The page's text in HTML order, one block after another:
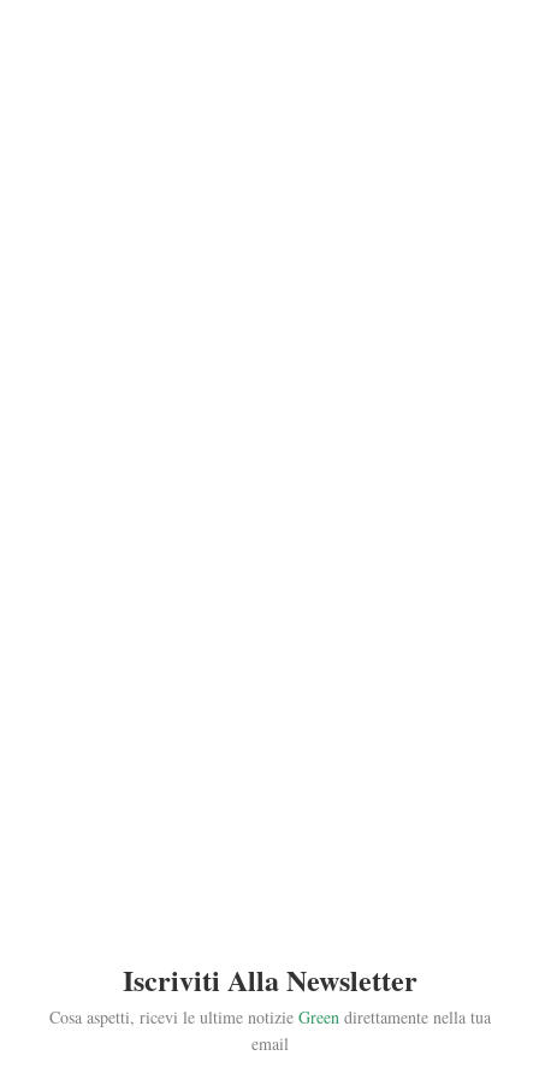
Iscriviti Alla Newsletter
Cosa aspetti, ricevi le ultime notizie Green direttamente nella tua
email